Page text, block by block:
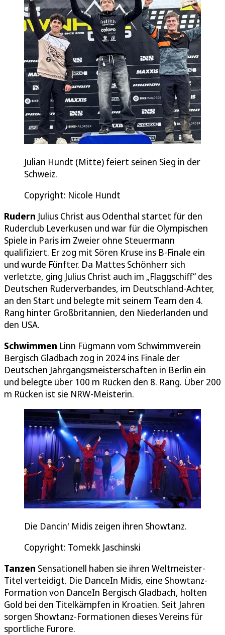
Julian Hundt (Mitte) feiert seinen Sieg in der
Schweiz.
Copyright: Nicole Hundt
Rudern Julius Christ aus Odenthal startet für den
Ruderclub Leverkusen und war für die Olympischen
Spiele in Paris im Zweier ohne Steuermann
qualifiziert. Er zog mit Sören Kruse ins B-Finale ein
und wurde Fünfter. Da Mattes Schönherr sich
verletzte, ging Julius Christ auch im „Flaggschiff“ des
Deutschen Ruderverbandes, im Deutschland-Achter,
an den Start und belegte mit seinem Team den 4.
Rang hinter Großbritannien, den Niederlanden und
den USA.
Schwimmen Linn Fügmann vom Schwimmverein
Bergisch Gladbach zog in 2024 ins Finale der
Deutschen Jahrgangsmeisterschaften in Berlin ein
und belegte über 100 m Rücken den 8. Rang. Über 200
m Rücken ist sie NRW-Meisterin.
Die Dancin' Midis zeigen ihren Showtanz.
Copyright: Tomekk Jaschinski
Tanzen Sensationell haben sie ihren Weltmeister-
Titel verteidigt. Die DanceIn Midis, eine Showtanz-
Formation von DanceIn Bergisch Gladbach, holten
Gold bei den Titelkämpfen in Kroatien. Seit Jahren
sorgen Showtanz-Formationen dieses Vereins für
sportliche Furore.